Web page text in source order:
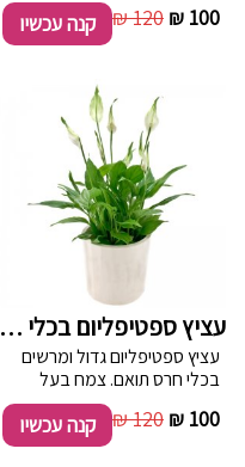
לבבות קטנים.
100 ₪
120 ₪ קנה עכשיו
עציץ ספטיפליום בכלי חרס
עציץ ספטיפליום גדול ומרשים
בכלי חרס תואם. צמח בעל
פריחה לבנה רב שנתית.
100 ₪
120 ₪ קנה עכשיו